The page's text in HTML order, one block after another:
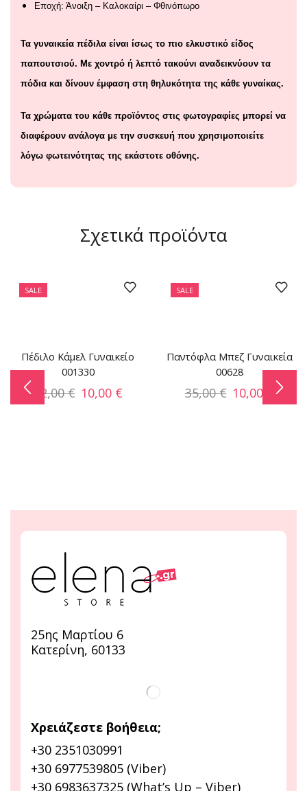
Εποχή: Άνοιξη – Καλοκαίρι – Φθινόπωρο
Τα γυναικεία πέδιλα είναι ίσως το πιο ελκυστικό είδος
παπουτσιού. Με χοντρό ή λεπτό τακούνι αναδεικνύουν τα
πόδια και δίνουν έμφαση στη θηλυκότητα της κάθε γυναίκας.
Τα χρώματα του κάθε προϊόντος στις φωτογραφίες μπορεί να
διαφέρουν ανάλογα με την συσκευή που χρησιμοποιείτε
λόγω φωτεινότητας της εκάστοτε οθόνης.
Σχετικά προϊόντα
SALE
Πέδιλο Κάμελ Γυναικείο
001330
32,00€ 10,00 €
SALE
Παντόφλα Μπεζ Γυναικεία
00628
35,00€ 10,00
25ης Μαρτίου 6
Κατερίνη, 60133
Χρειάζεστε βοήθεια;
+30 2351030991
+30 6977539805 (Viber)
+30 6983637325 (What’s Up – Viber)